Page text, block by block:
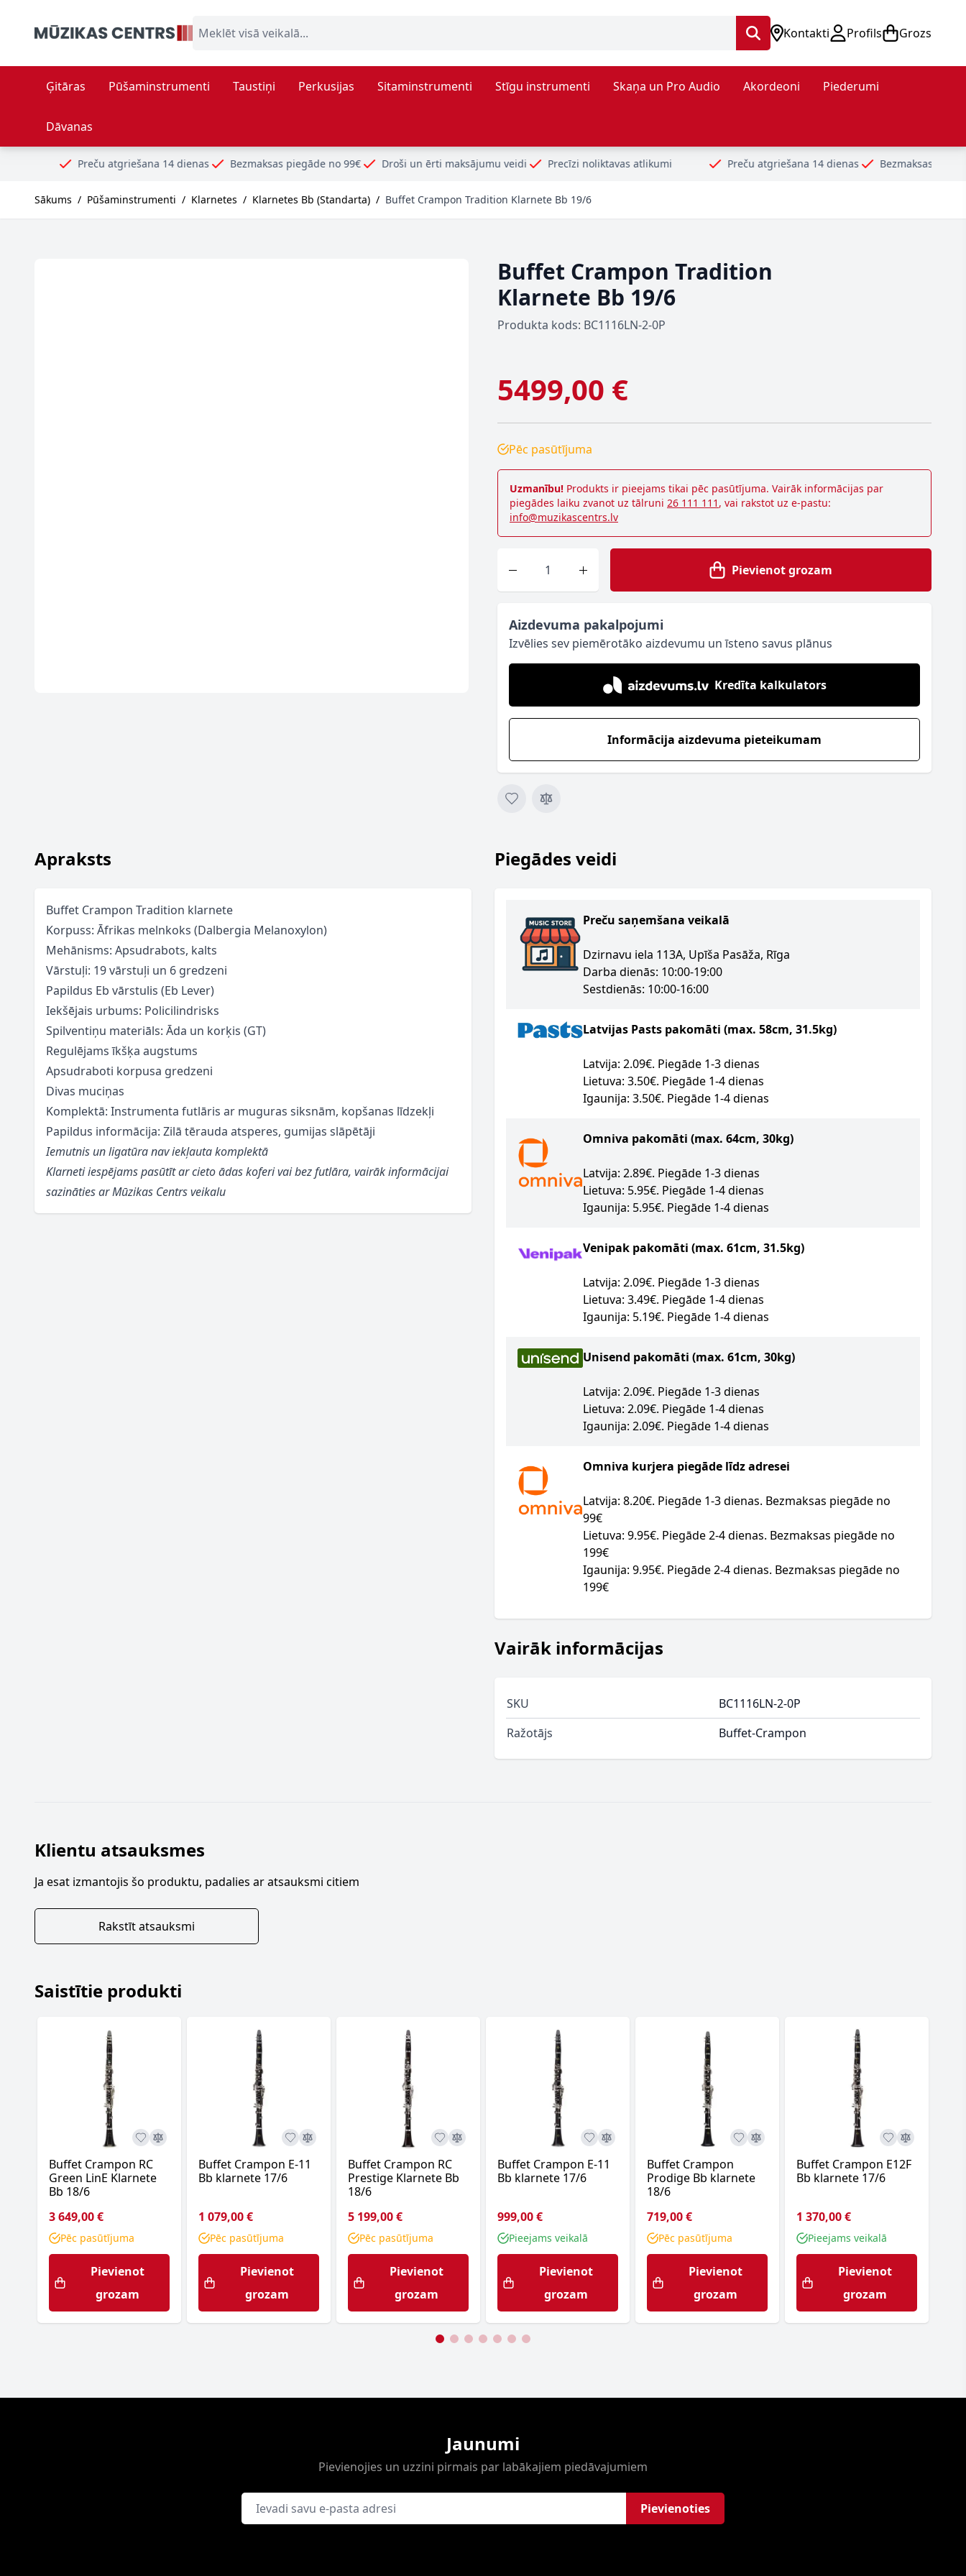
Meklēt visā veikalā...
Kontakti Profils Grozs
Ģitāras Pūšaminstrumenti Taustiņi Perkusijas Sitaminstrumenti Stīgu instrumenti Skaņa un Pro Audio Akordeoni Piederumi
Dāvanas
atgriešana 14 dienas Bezmaksas piegāde no 99€ Droši un ērti maksājumu veidi Precīzi noliktavas atlikumi Preču atgriešana 14 dienas Bezmaksas piegāde no 99€
Sākums / Pūšaminstrumenti / Klarnetes / Klarnetes Bb (Standarta) / Buffet Crampon Tradition Klarnete Bb 19/6
Buffet Crampon Tradition
Klarnete Bb 19/6
Produkta kods: BC1116LN-2-0P
5499,00 €
Pēc pasūtījuma
Uzmanību! Produkts ir pieejams tikai pēc pasūtījuma. Vairāk informācijas par
piegādes laiku zvanot uz tālruni 26 111 111 , vai rakstot uz e-pastu:
info@muzikascentrs.lv
Pievienot grozam
Aizdevuma pakalpojumi
Izvēlies sev piemērotāko aizdevumu un īsteno savus plānus
Kredīta kalkulators
Informācija aizdevuma pieteikumam
Apraksts
Buffet Crampon Tradition klarnete
Korpuss: Āfrikas melnkoks (Dalbergia Melanoxylon)
Mehānisms: Apsudrabots, kalts
Vārstuļi: 19 vārstuļi un 6 gredzeni
Papildus Eb vārstulis (Eb Lever)
Iekšējais urbums: Policilindrisks
Spilventiņu materiāls: Āda un korķis (GT)
Regulējams īkšķa augstums
Apsudraboti korpusa gredzeni
Divas muciņas
Komplektā: Instrumenta futlāris ar muguras siksnām, kopšanas līdzekļi
Papildus informācija: Zilā tērauda atsperes, gumijas slāpētāji
Iemutnis un ligatūra nav iekļauta komplektā
Klarneti iespējams pasūtīt ar cieto ādas koferi vai bez futlāra, vairāk informācijai
sazināties ar Mūzikas Centrs veikalu
Piegādes veidi
Preču saņemšana veikalā
Dzirnavu iela 113A, Upīša Pasāža, Rīga
Darba dienās: 10:00-19:00
Sestdienās: 10:00-16:00
Latvijas Pasts pakomāti (max. 58cm, 31.5kg)
Latvija: 2.09€. Piegāde 1-3 dienas
Lietuva: 3.50€. Piegāde 1-4 dienas
Igaunija: 3.50€. Piegāde 1-4 dienas
Omniva pakomāti (max. 64cm, 30kg)
Latvija: 2.89€. Piegāde 1-3 dienas
Lietuva: 5.95€. Piegāde 1-4 dienas
Igaunija: 5.95€. Piegāde 1-4 dienas
Venipak pakomāti (max. 61cm, 31.5kg)
Latvija: 2.09€. Piegāde 1-3 dienas
Lietuva: 3.49€. Piegāde 1-4 dienas
Igaunija: 5.19€. Piegāde 1-4 dienas
Unisend pakomāti (max. 61cm, 30kg)
Latvija: 2.09€. Piegāde 1-3 dienas
Lietuva: 2.09€. Piegāde 1-4 dienas
Igaunija: 2.09€. Piegāde 1-4 dienas
Omniva kurjera piegāde līdz adresei
Latvija: 8.20€. Piegāde 1-3 dienas. Bezmaksas piegāde no
99€
Lietuva: 9.95€. Piegāde 2-4 dienas. Bezmaksas piegāde no
199€
Igaunija: 9.95€. Piegāde 2-4 dienas. Bezmaksas piegāde no
199€
Vairāk informācijas
SKU
BC1116LN-2-0P
Ražotājs
Buffet-Crampon
Klientu atsauksmes
Ja esat izmantojis šo produktu, padalies ar atsauksmi citiem
Rakstīt atsauksmi
Saistītie produkti
Buffet Crampon RC
Green LinE Klarnete
Bb 18/6
3 649,00 €
Pēc pasūtījuma
Pievienot
grozam
Buffet Crampon E-11
Bb klarnete 17/6
1 079,00 €
Pēc pasūtījuma
Pievienot
grozam
Buffet Crampon RC
Prestige Klarnete Bb
18/6
5 199,00 €
Pēc pasūtījuma
Pievienot
grozam
Buffet Crampon E-11
Bb klarnete 17/6
999,00 €
Pieejams veikalā
Pievienot
grozam
Buffet Crampon
Prodige Bb klarnete
18/6
719,00 €
Pēc pasūtījuma
Pievienot
grozam
Buffet Crampon E12F
Bb klarnete 17/6
1 370,00 €
Pieejams veikalā
Pievienot
grozam
Jaunumi
Pievienojies un uzzini pirmais par labākajiem piedāvajumiem
E-pasta adrese Pievienoties